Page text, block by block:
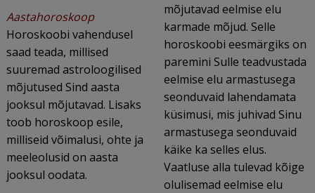
price
was:
243.36€.
is:
27.73€.
Aastahoroskoop
Horoskoobi vahendusel
saad teada, millised
suuremad astroloogilised
mõjutused Sind aasta
jooksul mõjutavad. Lisaks
toob horoskoop esile,
milliseid võimalusi, ohte ja
meeleolusid on aasta
jooksul oodata.
mõjutavad eelmise elu
karmade mõjud. Selle
horoskoobi eesmärgiks on
paremini Sulle teadvustada
eelmise elu armastusega
seonduvaid lahendamata
küsimusi, mis juhivad Sinu
armastusega seonduvaid
käike ka selles elus.
Vaatluse alla tulevad kõige
olulisemad eelmise elu